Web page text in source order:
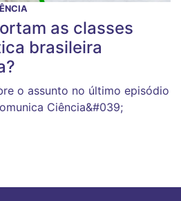
as classes
brasileira
o assunto no último episódio
Ciência&#039;